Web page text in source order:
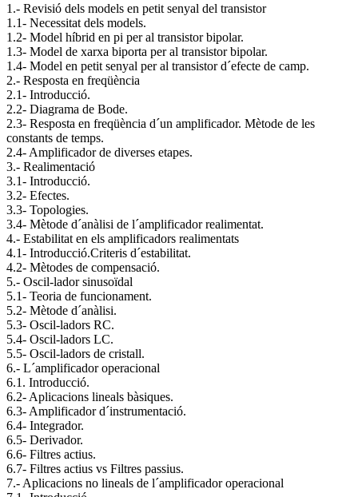
1.- Revisió dels models en petit senyal del transistor
1.1- Necessitat dels models.
1.2- Model híbrid en pi per al transistor bipolar.
1.3- Model de xarxa biporta per al transistor bipolar.
1.4- Model en petit senyal per al transistor d´efecte de camp.
2.- Resposta en freqüència
2.1- Introducció.
2.2- Diagrama de Bode.
2.3- Resposta en freqüència d´un amplificador. Mètode de les
constants de temps.
2.4- Amplificador de diverses etapes.
3.- Realimentació
3.1- Introducció.
3.2- Efectes.
3.3- Topologies.
3.4- Mètode d´anàlisi de l´amplificador realimentat.
4.- Estabilitat en els amplificadors realimentats
4.1- Introducció.Criteris d´estabilitat.
4.2- Mètodes de compensació.
5.- Oscil-lador sinusoïdal
5.1- Teoria de funcionament.
5.2- Mètode d´anàlisi.
5.3- Oscil-ladors RC.
5.4- Oscil-ladors LC.
5.5- Oscil-ladors de cristall.
6.- L´amplificador operacional
6.1. Introducció.
6.2- Aplicacions lineals bàsiques.
6.3- Amplificador d´instrumentació.
6.4- Integrador.
6.5- Derivador.
6.6- Filtres actius.
6.7- Filtres actius vs Filtres passius.
7.- Aplicacions no lineals de l´amplificador operacional